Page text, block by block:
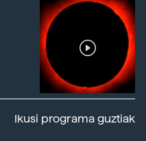
Ikusi programa guztiak